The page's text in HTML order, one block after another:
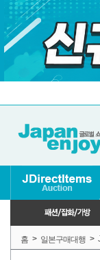
홈 > 일본구매대행 >